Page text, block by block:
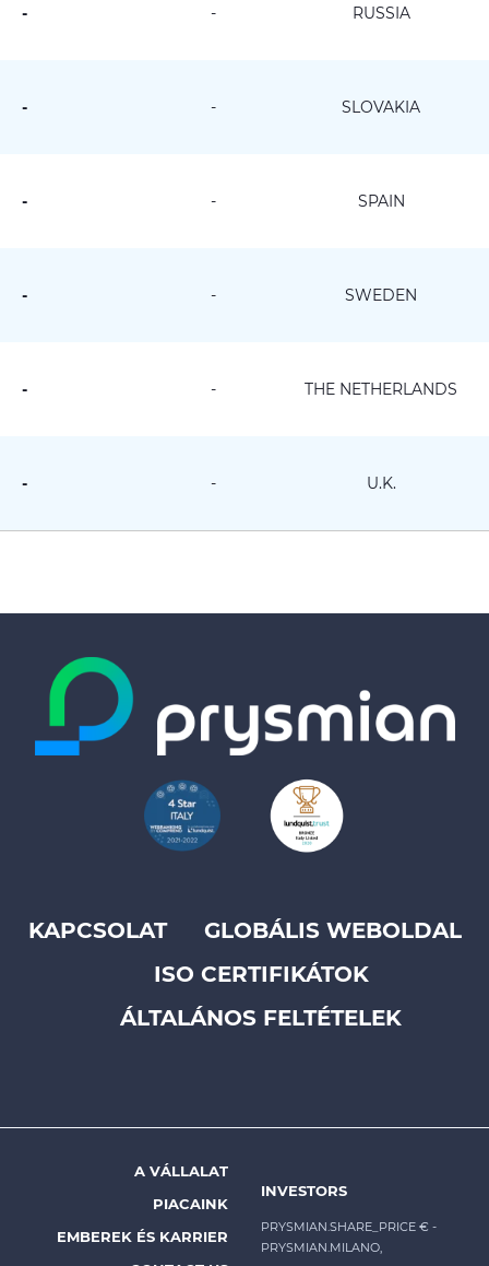
- - RUSSIA
- - SLOVAKIA
- - SPAIN
- - SWEDEN
- - THE NETHERLANDS
- - U.K.
Footer
KAPCSOLAT
GLOBÁLIS WEBOLDAL
ISO CERTIFIKÁTOK
ÁLTALÁNOS FELTÉTELEK
Footer
menu
A VÁLLALAT
PIACAINK
EMBEREK ÉS KARRIER
INVESTORS
PRYSMIAN.SHARE_PRICE € -
PRYSMIAN.MILANO,